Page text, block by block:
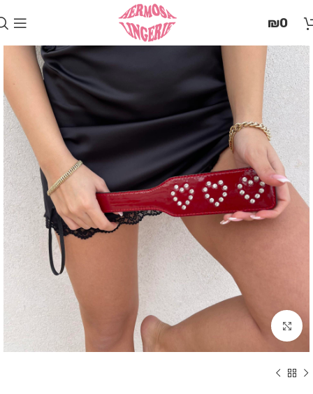
זֶה
מַעֲרֶכֶת
"המרכז
הישראלי
לְהַנְגָּשָׁת
אָתָרִים".
הַמְּסַיַּעַת
לִנְגִישׁוּת
הָאֲתָר.
לִפְתִיחַת
תַּפְרִיט
הֵנְּגִישׁוּת
₪0
Click to enlarge